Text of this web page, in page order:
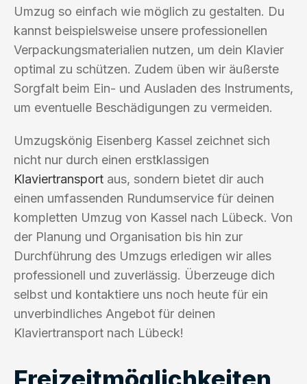
Umzug so einfach wie möglich zu gestalten. Du
kannst beispielsweise unsere professionellen
Verpackungsmaterialien nutzen, um dein Klavier
optimal zu schützen. Zudem üben wir äußerste
Sorgfalt beim Ein- und Ausladen des Instruments,
um eventuelle Beschädigungen zu vermeiden.
Umzugskönig Eisenberg Kassel zeichnet sich
nicht nur durch einen erstklassigen
Klaviertransport aus, sondern bietet dir auch
einen umfassenden Rundumservice für deinen
kompletten Umzug von Kassel nach Lübeck. Von
der Planung und Organisation bis hin zur
Durchführung des Umzugs erledigen wir alles
professionell und zuverlässig. Überzeuge dich
selbst und kontaktiere uns noch heute für ein
unverbindliches Angebot für deinen
Klaviertransport nach Lübeck!